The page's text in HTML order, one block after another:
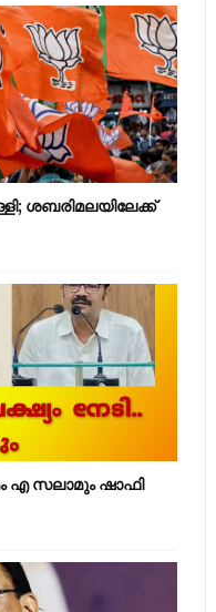
ശബരിമലയിലേക്ക്​
എ സലാമും ഷാഫി